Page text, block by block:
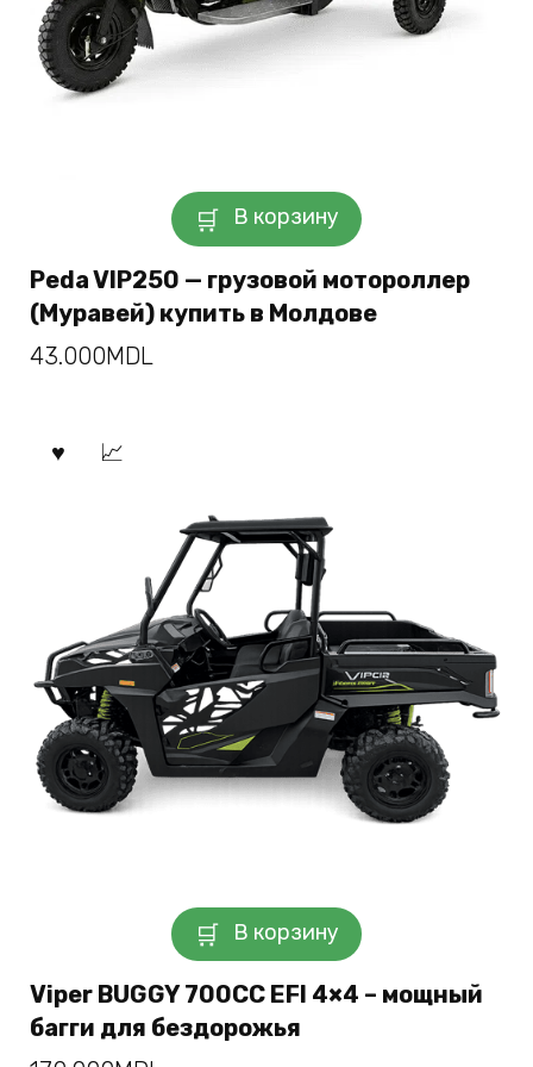
В корзину
Peda VIP250 — грузовой мотороллер
(Муравей) купить в Молдове
43.000MDL
В корзину
Viper BUGGY 700CC EFI 4×4 – мощный
багги для бездорожья